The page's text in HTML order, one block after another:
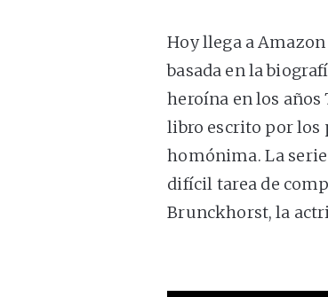
Hoy llega a
basada en la
heroína en los años
libro escrito por los
homónima. La
difícil tarea de
Brunckhorst, la